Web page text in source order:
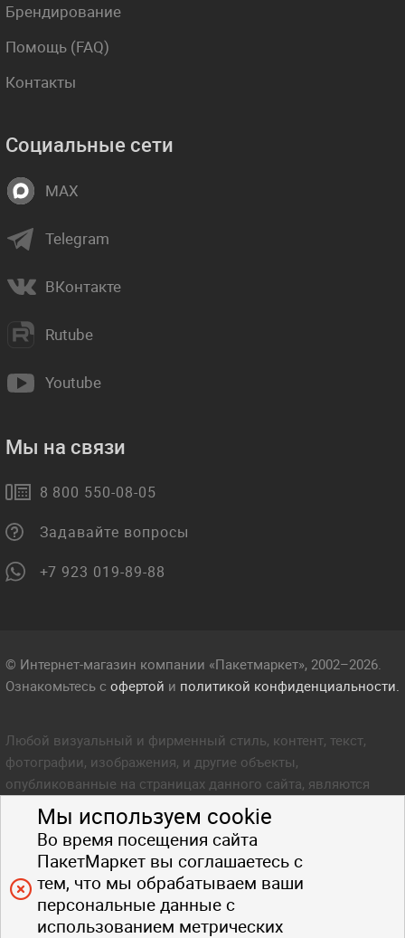
Мы используем cookie
Во время посещения сайта
ПакетМаркет вы соглашаетесь с
тем, что мы обрабатываем ваши
персональные данные с
использованием метрических
Брендирование
Помощь (FAQ)
Контакты
Социальные сети
MAX
Telegram
ВКонтакте
Rutube
Youtube
Мы на связи
8 800 550-08-05
Задавайте вопросы
+7 923 019-89-88
© Интернет-магазин компании «Пакетмаркет», 2002–2026.
Ознакомьтесь с офертой и политикой конфиденциальности.
Любой визуальный и фирменный стиль, контент, текст,
фотографии, изображения, и другие объекты,
опубликованные на страницах данного сайта, являются
объектом прав интеллектуальной собственности компании
Пакетмаркет. Любое копирование стиля, контента, текста,
фотографий, изображений и других объектов данного сайта
запрещено.